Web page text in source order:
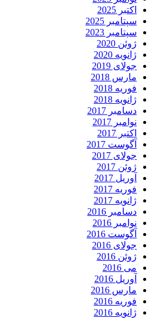
اکتبر 2025
سپتامبر 2025
سپتامبر 2023
ژوئن 2020
ژانویه 2020
جولای 2019
مارس 2018
فوریه 2018
ژانویه 2018
دسامبر 2017
نوامبر 2017
اکتبر 2017
آگوست 2017
جولای 2017
ژوئن 2017
آوریل 2017
فوریه 2017
ژانویه 2017
دسامبر 2016
نوامبر 2016
آگوست 2016
جولای 2016
ژوئن 2016
می 2016
آوریل 2016
مارس 2016
فوریه 2016
ژانویه 2016